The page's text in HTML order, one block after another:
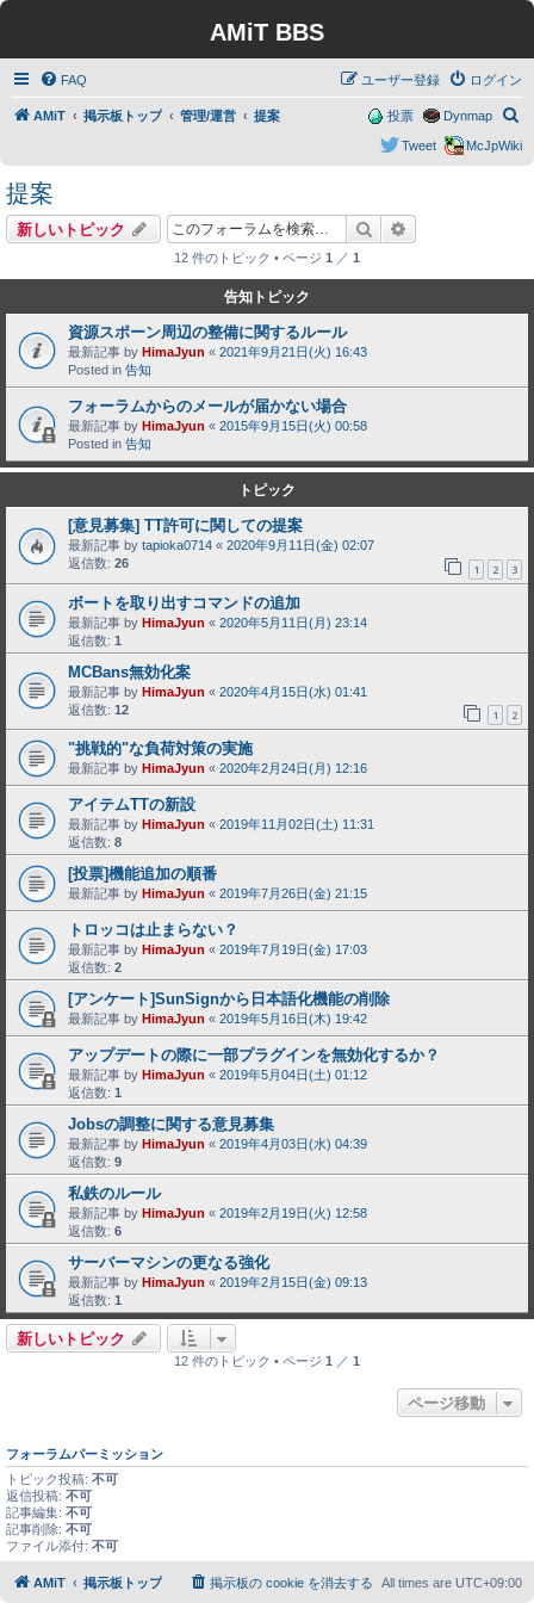
AMiT BBS
FAQ ログイン
ユーザー登録
AMiT 掲示板トップ 管理/運営 提案
索
Dynmap
投票
McJpWiki
Tweet
提案
新しいトピック 検索
12 件のトピック • ページ 1 ／ 1
告知トピック
資源スポーン周辺の整備に関するルール
最新記事 by HimaJyun « 2021年9月21日(火) 16:43
Posted in 告知
フォーラムからのメールが届かない場合
最新記事 by HimaJyun « 2015年9月15日(火) 00:58
Posted in 告知
トピック
[意見募集] TT許可に関しての提案
最新記事 by tapioka0714 « 2020年9月11日(金) 02:07
返信数: 26 1 2 3
ボートを取り出すコマンドの追加
最新記事 by HimaJyun « 2020年5月11日(月) 23:14
返信数: 1
MCBans無効化案
最新記事 by HimaJyun « 2020年4月15日(水) 01:41
返信数: 12 1 2
"挑戦的"な負荷対策の実施
最新記事 by HimaJyun « 2020年2月24日(月) 12:16
アイテムTTの新設
最新記事 by HimaJyun « 2019年11月02日(土) 11:31
返信数: 8
[投票]機能追加の順番
最新記事 by HimaJyun « 2019年7月26日(金) 21:15
トロッコは止まらない？
最新記事 by HimaJyun « 2019年7月19日(金) 17:03
返信数: 2
[アンケート]SunSignから日本語化機能の削除
最新記事 by HimaJyun « 2019年5月16日(木) 19:42
アップデートの際に一部プラグインを無効化するか？
最新記事 by HimaJyun « 2019年5月04日(土) 01:12
返信数: 1
Jobsの調整に関する意見募集
最新記事 by HimaJyun « 2019年4月03日(水) 04:39
返信数: 9
私鉄のルール
最新記事 by HimaJyun « 2019年2月19日(火) 12:58
返信数: 6
サーバーマシンの更なる強化
最新記事 by HimaJyun « 2019年2月15日(金) 09:13
返信数: 1
新しいトピック
12 件のトピック • ページ 1 ／ 1
ページ移動
フォーラムパーミッション
トピック投稿: 不可
返信投稿: 不可
記事編集: 不可
記事削除: 不可
ファイル添付: 不可
AMiT 掲示板トップ All times are UTC+09:00
掲示板の cookie を消去する